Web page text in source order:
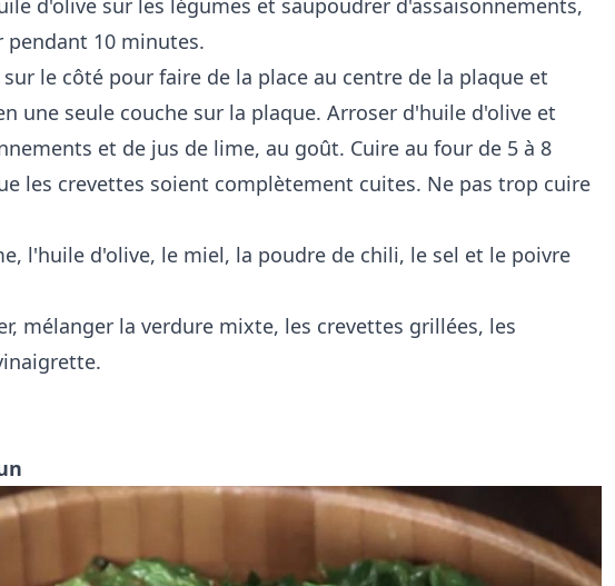
pendant 10 minutes.
le côté pour faire de la place au centre de la plaque et
une seule couche sur la plaque. Arroser d'huile d'olive et
et de jus de lime, au goût. Cuire au four de 5 à 8
les crevettes soient complètement cuites. Ne pas trop cuire
l'huile d'olive, le miel, la poudre de chili, le sel et le poivre
mélanger la verdure mixte, les crevettes grillées, les